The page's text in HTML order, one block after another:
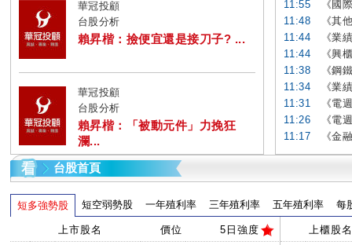
華冠投顧
台股分析
賴昇楷：撿便宜還是接刀子? ...
華冠投顧
台股分析
賴昇楷：「被動元件」力挽狂
瀾...
11:55
《國
11:48
《其
11:44
《業
11:44
《興
11:38
《鋼
11:34
《業
11:31
《電
11:26
《電
11:17
《金
台股首頁
短多強勢股 短空弱勢股 一年殖利率 三年殖利率 五年殖利率 每
上市股名 價位 5日強度 上櫃股名